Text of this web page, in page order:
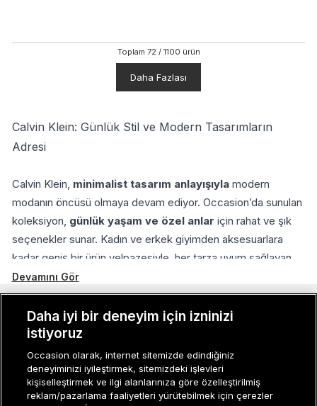
Toplam 72 / 1100 ürün
Daha Fazlası
Calvin Klein: Günlük Stil ve Modern Tasarımların
Adresi
Calvin Klein, minimalist tasarım anlayışıylamodern
modanın öncüsü olmaya devam ediyor. Occasion’da sunulan
koleksiyon, günlük yaşam ve özel anlar için rahat ve şık
seçenekler sunar. Kadın ve erkek giyimden aksesuarlara
kadar geniş bir ürün yelpazesiyle, her tarza uyum sağlayan
zamansız parçalar sunar. Üstelik,
sayesinde yüksek kaliteli Calvin Klein ürünlerine kolayca
ulaşabilirsiniz.
Giyim ve Aksesuarlar: Tarzınızı Yeniden Keşfedin
Calvin Klein’ın tişört, sweatshirt ve pantolon gibi günlük giyim
Devamını Gör
MÜŞTERI İLIŞKILERI
KURUMSAL
KADIN KATEGORILER
GRUP MARKALAR
Daha iyi bir deneyim için izninizi
istiyoruz
Occasion olarak, internet sitemizde edindiğiniz
deneyiminizi iyileştirmek, sitemizdeki işlevleri
kişiselleştirmek ve ilgi alanlarınıza göre özelleştirilmiş
reklam/pazarlama faaliyetleri yürütebilmek için çerezler